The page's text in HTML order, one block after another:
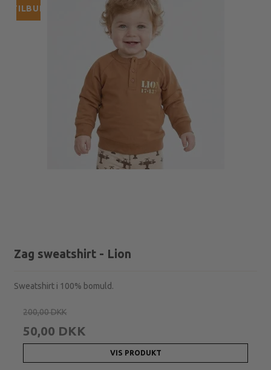
TILBUD
Zag sweatshirt - Lion
Sweatshirt i 100% bomuld.
200,00 DKK
50,00 DKK
VIS PRODUKT